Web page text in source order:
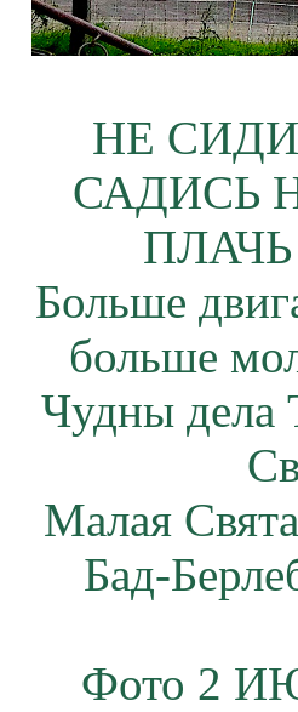
НЕ
САДИСЬ
Больше
больше
Чудны дела
Малая
Бад-
Фото 2